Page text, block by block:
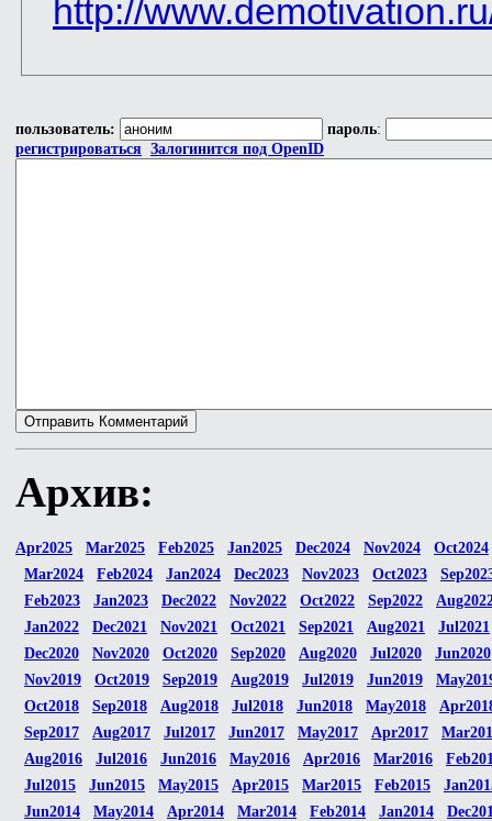
http://
пользователь: пароль:
регистрироваться Залогинится под OpenID
Архив:
Apr2025 Mar2025 Feb2025 Jan2025 Dec2024 Nov2024
Oct2024
Mar2024
Feb2024 Jan2024 Dec2023 Nov2023 Oct2023
Feb2023
Jan2023 Dec2022 Nov2022 Oct2022 Sep2022
Jan2022
Dec2021 Nov2021 Oct2021 Sep2021 Aug2021
Jul2021
Dec2020
Nov2020 Oct2020 Sep2020 Aug2020 Jul2020
Jun2020
Nov2019
Oct2019 Sep2019 Aug2019 Jul2019 Jun2019
Oct2018
Sep2018 Aug2018 Jul2018 Jun2018 May2018
Sep2017
Aug2017 Jul2017 Jun2017 May2017 Apr2017
Aug2016
Jul2016 Jun2016 May2016 Apr2016 Mar2016
Jul2015
Jun2015 May2015 Apr2015 Mar2015 Feb2015
Jun2014
May2014 Apr2014 Mar2014 Feb2014 Jan2014